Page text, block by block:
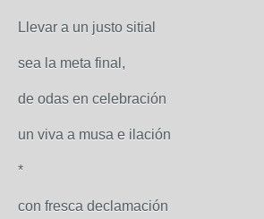
Llevar a un justo sitial
sea la meta final,
de odas en celebración
un viva a musa e ilación
*
con fresca declamación